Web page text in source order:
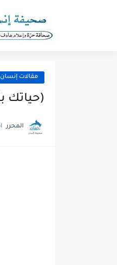
مقالات إنسان
(حياتك
المحرر